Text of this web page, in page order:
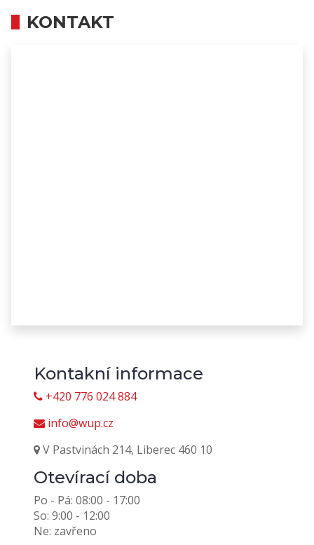
KONTAKT
Kontakní informace
+420 776 024 884
info@wup.cz
V Pastvinách 214, Liberec 460 10
Otevírací doba
Po - Pá: 08:00 - 17:00
So: 9:00 - 12:00
Ne: zavřeno